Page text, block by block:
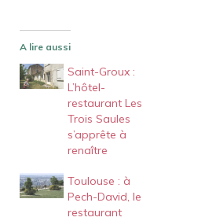
A lire aussi
Saint-Groux :
L’hôtel-
restaurant Les
Trois Saules
s’apprête à
renaître
Toulouse : à
Pech-David, le
restaurant